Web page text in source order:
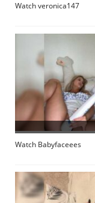
Watch veronica147
Watch Babyfaceees